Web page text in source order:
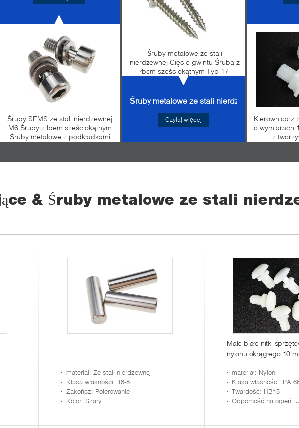
Śruby SEMS ze stali nierdzewnej
M6 Śruby z łbem sześciokątnym
Śruby metalowe z podkładkami
Śruby metalowe ze stali
nierdzewnej Cięcie gwintu Śruba z
łbem sześciokątnym Typ 17
Śruby metalowe ze stali nierdzewnej
Czytaj więcej
Kierownica z
o wymiarach
z
& Śruby metalowe ze stali
materiał: Ze stali nierdzewnej
Klasa własności: 18-8
Zakończ: Polerowanie
Kolor: Szary
Małe białe nitki
nylonu okrągłego 10
materiał: Nylon
Klasa własności: PA
Twardość: HB15
Odporność na ogień: